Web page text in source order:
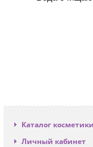
Каталог косметики
Антивозрастная
Личный кабинет